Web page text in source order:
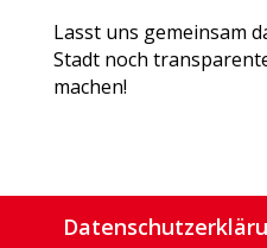
Lasst uns gemeinsam
Stadt noch
machen!